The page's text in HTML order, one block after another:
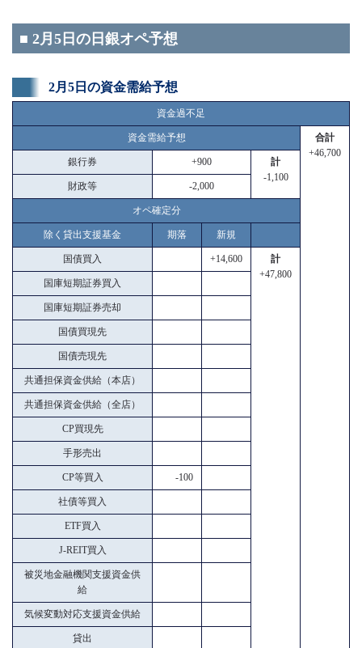
■ 2月5日の日銀オペ予想
2月5日の資金需給予想
資金過不足
資金需給予想
合計
+46,700
銀行券 +900
計
-1,100
財政等 -2,000
オペ確定分
除く貸出支援基金 期落 新規
国債買入 +14,600
計
+47,800
国庫短期証券買入
国庫短期証券売却
国債買現先
国債売現先
共通担保資金供給（本店）
共通担保資金供給（全店）
CP買現先
手形売出
CP等買入 -100
社債等買入
ETF買入
J-REIT買入
被災地金融機関支援資金供
給
気候変動対応支援資金供給
貸出